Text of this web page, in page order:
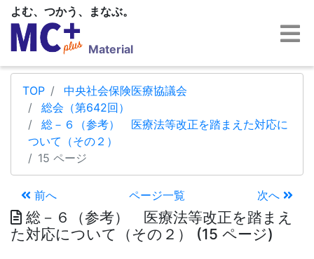
よむ、つかう、まなぶ。
Material
TOP
中央社会保険医療協議会
総会（第642回）
総－６（参考） 医療法等改正を踏まえた対応に
ついて（その２）
15 ページ
前へ ページ一覧 次へ
総－６（参考） 医療法等改正を踏まえ
た対応について（その２） (15 ページ)